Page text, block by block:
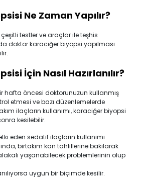
Ne Zaman Yapılır?
testler ve araçlar ile teşhis
doktor karaciğer biyopsi yapılması
İçin Nasıl Hazırlanılır?
hafta öncesi doktorunuzun kullanmış
etmesi ve bazı düzenlemelerde
ilaçların kullanımı, karaciğer biyopsi
kesilebilir.
eden sedatif ilaçların kullanımı
birtakım kan tahlillerine bakılarak
yaşanabilecek problemlerinin olup
uygun bir biçimde kesilir.